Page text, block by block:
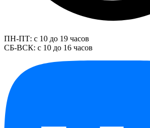
ПН-ПТ: с 10 до 19 часов
СБ-ВСК: с 10 до 16 часов